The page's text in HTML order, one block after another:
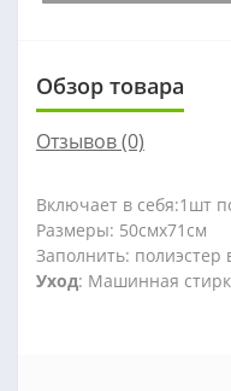
Обзор товара
Отзывов (0)
Включает в себя:1шт
Размеры: 50смx71см
Заполнить: полиэстер
Уход: Машинная